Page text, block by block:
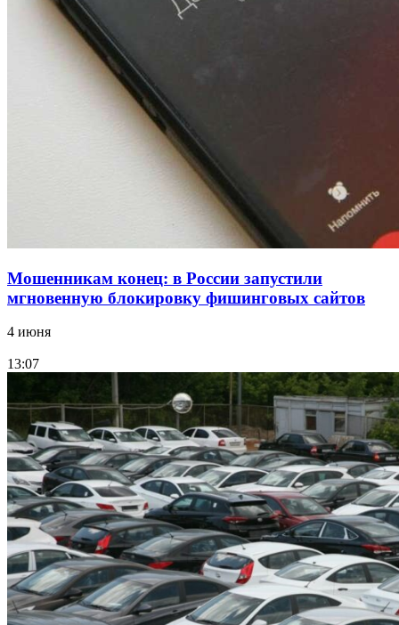
Сладкий праздник в Волгограде: в Центральном
парке прошёл фестиваль „Арбузный переполох“
Волгоградские компании нарастили экспорт:
заключены контракты на 3,6 млн долларов
Мошенникам конец: в России запустили
мгновенную блокировку фишинговых сайтов
4 июня
13:07